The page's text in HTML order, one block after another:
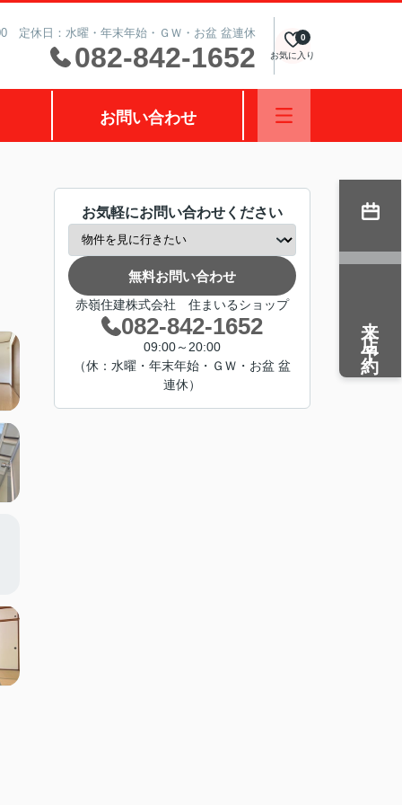
定休日：水曜・年末年始・ＧＷ・お盆 盆連休
082-842-1652 お気に入り
0
お問い合わせ
お気軽にお問い合わせください
無料お問い合わせ
赤嶺住建株式会社 住まいるショップ
082-842-1652
09:00～20:00
（休：水曜・年末年始・ＧＷ・お盆 盆
連休）
来店予約